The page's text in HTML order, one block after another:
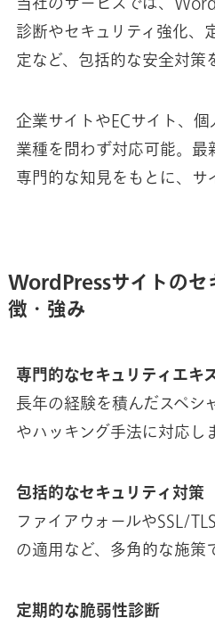
診断やセキュリティ強化、
定など、包括的な安全対策
企業サイトやECサイト、
業種を問わず対応可能。最
専門的な知見をもとに、サ
WordPressサイトのセ
徴・強み
専門的なセキュリティエキ
長年の経験を積んだスペシ
やハッキング手法に対応し
包括的なセキュリティ対策
ファイアウォールやSSL/
の適用など、多角的な施策
定期的な脆弱性診断